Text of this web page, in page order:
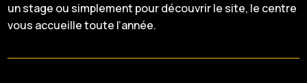
un stage ou simplement pour découvrir le site, le centre
vous accueille toute l’année.